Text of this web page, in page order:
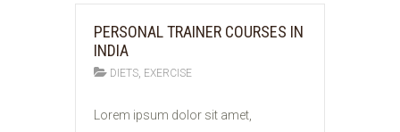
PERSONAL TRAINER COURSES IN
INDIA
DIETS EXERCISE
11
Lorem ipsum dolor sit amet,